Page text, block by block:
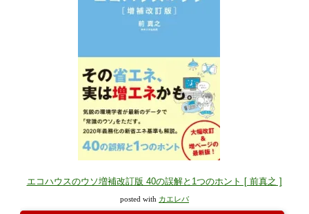
エコハウスのウソ増補改訂版 40の誤解と1つのホント [ 前真之 ]
posted with カエレバ